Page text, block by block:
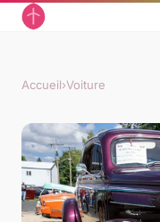
Accueil›Voiture